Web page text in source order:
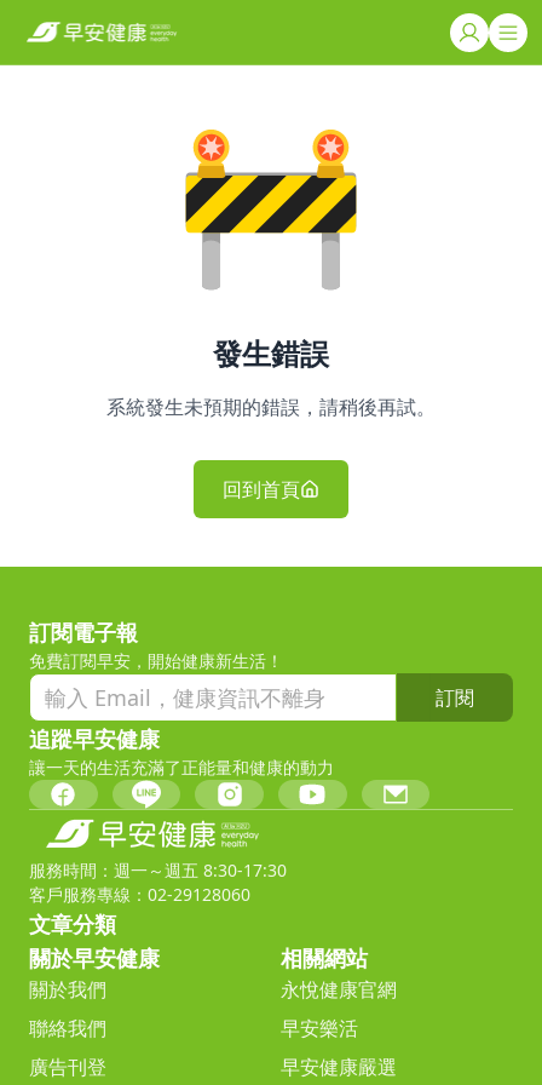
發生錯誤
系統發生未預期的錯誤，請稍後再試。
回到首頁
訂閱電子報
免費訂閱早安，開始健康新生活！
訂閱
追蹤早安健康
讓一天的生活充滿了正能量和健康的動力
服務時間：週一～週五 8:30-17:30
客戶服務專線：02-29128060
文章分類
關於早安健康
關於我們
聯絡我們
廣告刊登
相關網站
永悅健康官網
早安樂活
早安健康嚴選